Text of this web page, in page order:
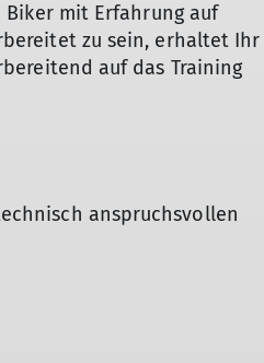
mit Erfahrung auf
zu sein, erhaltet Ihr
auf das Training
anspruchsvollen